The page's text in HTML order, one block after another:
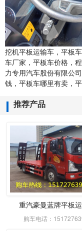
挖机平板运输车，平板
车厂家，平板车价格，
力专用汽车股份有限公
钱，平板车哪里有卖，平
推荐产品
重汽豪曼蓝牌平板
购车电话：